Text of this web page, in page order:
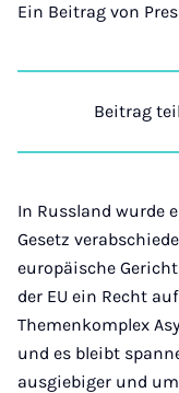
Ein Beitrag von
Beitrag
In Russland wurde
Gesetz
europäische
der EU ein Recht
Themenkomplex
und es bleibt
ausgiebiger und